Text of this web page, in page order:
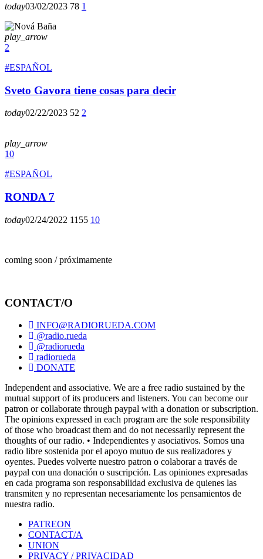
today03/02/2023 78 1
play_arrow
2
#ESPAÑOL
Sveto Gavora tiene cosas para decir
today02/22/2023 52 2
play_arrow
10
#ESPAÑOL
RONDA 7
today02/24/2022 1155 10
coming soon / próximamente
CONTACT/O
INFO@RADIORUEDA.COM
@radio.rueda
@radiorueda
radiorueda
DONATE
Independent and associative. We are a free radio sustained by the
mutual support of its producers and listeners. You can become our
patron or collaborate through paypal with a donation or subscription.
The opinions expressed in each program are the sole responsibility
of those who broadcast them and do not necessarily represent the
thoughts of our radio. • Independientes y asociativos. Somos una
radio libre sostenida por el apoyo mutuo de sus realizadores y
oyentes. Puedes volverte nuestro patron o colaborar a través de
paypal con una donación o suscripción. Las opiniones expresadas
en cada programa son responsabilidad exclusiva de quienes las
transmiten y no representan necesariamente los pensamientos de
nuestra radio.
PATREON
CONTACT/A
UNION
PRIVACY / PRIVACIDAD